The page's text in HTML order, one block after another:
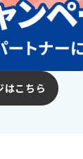
はこちら